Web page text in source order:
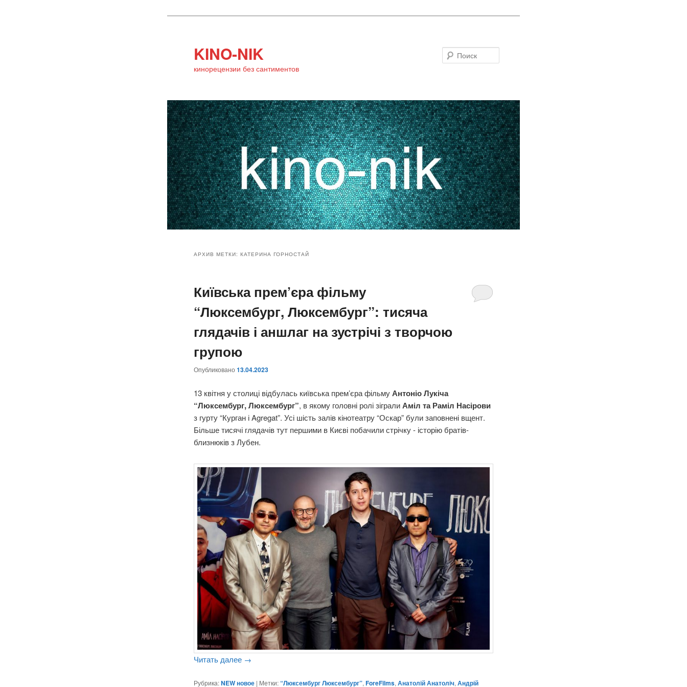
KINO-NIK
кинорецензии без сантиментов
основному
содержимому
дополнительному
содержимому
АРХИВ МЕТКИ:КАТЕРИНА ГОРНОСТАЙ
Київська прем’єра фільму
“Люксембург, Люксембург”: тисяча
глядачів і аншлаг на зустрічі з творчою
групою
Опубликовано13.04.2023
13 квітня у столиці відбулась київська прем’єра фільмуАнтоніо Лукіча
“Люксембург, Люксембург”, в якому головні ролі зігралиАміл та Раміл Насірови
з гурту “Курган і Agregat”. Усі шість залів кінотеатру “Оскар” були заповнені вщент.
Більше тисячі глядачів тут першими в Києві побачили стрічку - історію братів-
близнюків з Лубен.
Читать далее →
Рубрика: NEW новое | Метки: “Люксембург Люксембург”,ForeFilms,Анатолій Анатоліч,Андрій